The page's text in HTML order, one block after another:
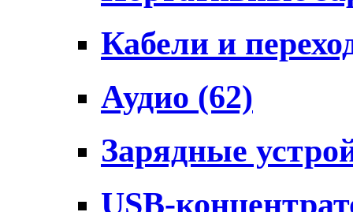
Кабели и
Аудио (62)
Зарядные
USB-